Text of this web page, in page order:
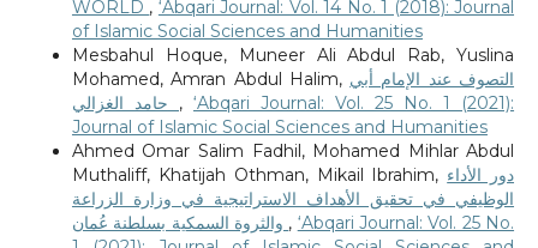
WORLD , ‘Abqari Journal: Vol. 14 No. 1 (2018): Journal
of Islamic Social Sciences and Humanities
Mesbahul Hoque, Muneer Ali Abdul Rab, Yuslina
Mohamed, Amran Abdul Halim, التصوف عند الإمام أبي
,‘Abqari Journal: Vol. 25 No. 1 (2021):
Journal of Islamic Social Sciences and Humanities
Ahmed Omar Salim Fadhil, Mohamed Mihlar Abdul
Muthaliff, Khatijah Othman, Mikail Ibrahim, دور الأداء
الوظيفي في تحقيق الأهداف الاستراتيجية في وزارة الزراعة
, ‘Abqari Journal: Vol. 25 No.